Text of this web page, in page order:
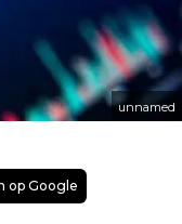
unnamed
op Google